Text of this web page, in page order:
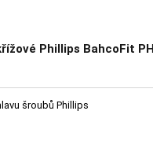
Phillips BahcoFit PH
šroubů Phillips